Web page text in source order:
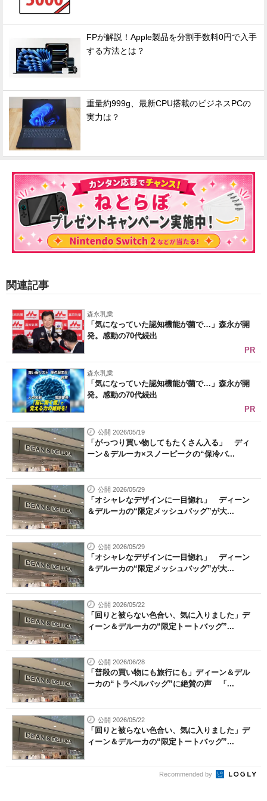
FPが解説！Apple製品を分割手数料0円で入手
する方法とは？
重量約999g、最新CPU搭載のビジネスPCの
実力は？
関連記事
森永乳業
「気になっていた認知機能が菌で…」森永が開
発。感動の70代続出
PR
森永乳業
「気になっていた認知機能が菌で…」森永が開
発。感動の70代続出
PR
公開 2026/05/19
「がっつり買い物してもたくさん入る」 ディ
ーン＆デルーカ×スノーピークの“保冷バ...
公開 2026/05/29
「オシャレなデザインに一目惚れ」 ディーン
＆デルーカの“限定メッシュバッグ”が大...
公開 2026/05/29
「オシャレなデザインに一目惚れ」 ディーン
＆デルーカの“限定メッシュバッグ”が大...
公開 2026/05/22
「回りと被らない色合い、気に入りました」デ
ィーン＆デルーカの“限定トートバッグ”...
公開 2026/06/28
「普段の買い物にも旅行にも」ディーン＆デル
ーカの“トラベルバッグ”に絶賛の声 「...
公開 2026/05/22
「回りと被らない色合い、気に入りました」デ
ィーン＆デルーカの“限定トートバッグ”...
Recommended by